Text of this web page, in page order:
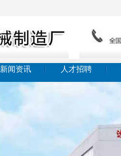
新闻资讯 人才招聘